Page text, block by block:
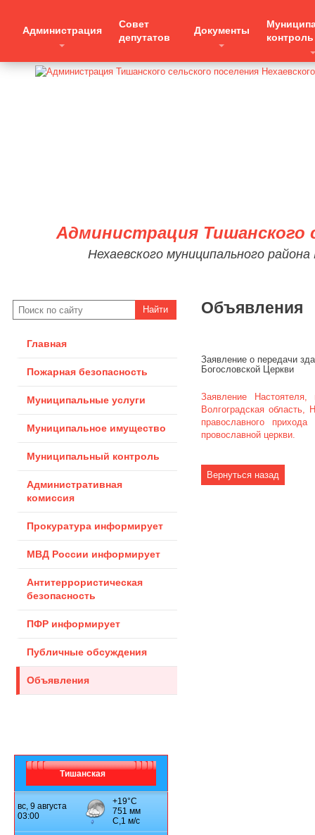
Администрация
Совет
депутатов
Документы
контроль
Администрация Тишанского
Нехаевского муниципального
Главная
Пожарная безопасность
Муниципальные услуги
Муниципальное имущество
Муниципальный контроль
Административная
комиссия
Прокуратура информирует
МВД России информирует
Антитеррористическая
безопасность
ПФР информирует
Публичные обсуждения
Объявления
Тишанская
Объявления
Заявление о передачи
Богословской Церкви
Заявление
Волгоградская
православного
провославной церкви.